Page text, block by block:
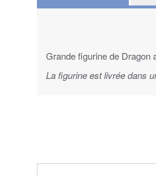
Grande figurine de
La figurine est livrée dans